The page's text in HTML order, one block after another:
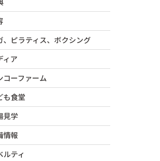
、ピラティス、ボクシング
ィア
コーファーム
も食堂
見学
情報
ルティ